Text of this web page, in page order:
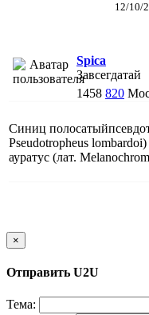
12/10/
Spica
Завсегдатай
1458 820
Синиц
Pseudotropheus
ауратус (лат.
×
Отправить U2U
Тема: